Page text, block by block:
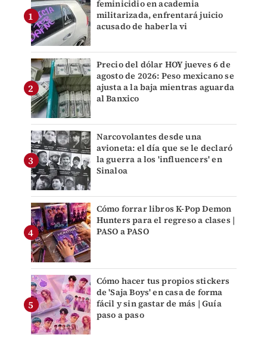
feminicidio en academia
militarizada, enfrentará juicio
acusado de haberla vi
Precio del dólar HOY jueves 6 de
agosto de 2026: Peso mexicano se
ajusta a la baja mientras aguarda
al Banxico
Narcovolantes desde una
avioneta: el día que se le declaró
la guerra a los 'influencers' en
Sinaloa
Cómo forrar libros K-Pop Demon
Hunters para el regreso a clases |
PASO a PASO
Cómo hacer tus propios stickers
de 'Saja Boys' en casa de forma
fácil y sin gastar de más | Guía
paso a paso